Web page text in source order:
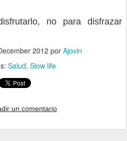
no para disfrazar
2012 por Ajovin
Salud Slow life
un comentario